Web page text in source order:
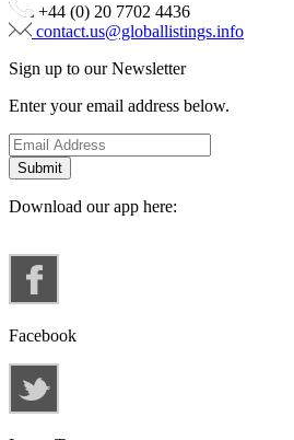
+44 (0) 20 7702 4436
contact.us@globallistings.info
Sign up to our Newsletter
Enter your email address below.
Download our app here:
Facebook